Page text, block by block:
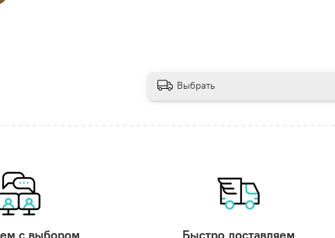
Выбрать